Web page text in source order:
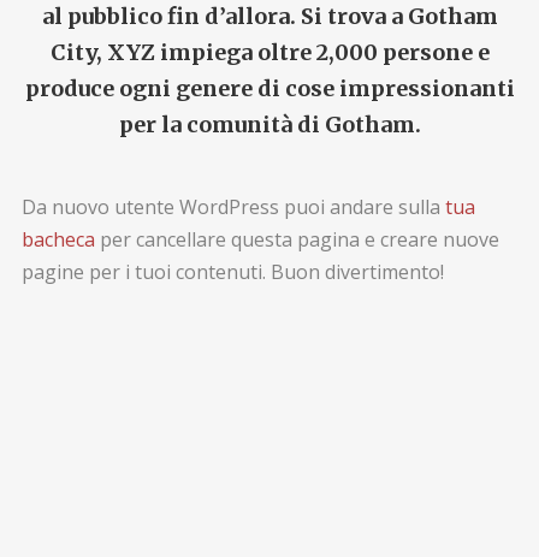
al pubblico fin d’allora. Si trova a Gotham
City, XYZ impiega oltre 2,000 persone e
produce ogni genere di cose impressionanti
per la comunità di Gotham.
Da nuovo utente WordPress puoi andare sulla tua
bacheca per cancellare questa pagina e creare nuove
pagine per i tuoi contenuti. Buon divertimento!